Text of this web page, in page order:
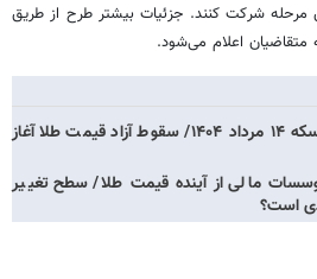
مرحله شرکت کنند. جزئیات بیشتر طرح از طریق
متقاضیان اعلام می‌شود.
قیمت جدید طلا و سکه ۱۴ مرداد ۱۴۰۴/ سقوط آزاد قیمت طلا آغاز
مالی از آینده قیمت طلا/ سطح تغییر
است؟